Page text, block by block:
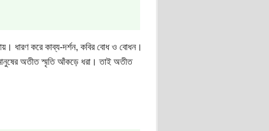
ধারণ করে কাব্য-দর্শন, কবির বোধ ও বোধন।
অতীত স্মৃতি আঁকড়ে ধরা। তাই অতীত